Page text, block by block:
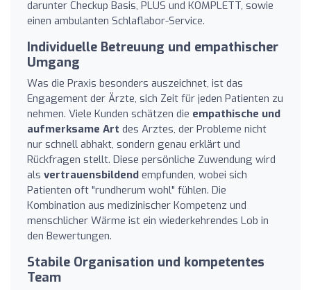
darunter Checkup Basis, PLUS und KOMPLETT, sowie
einen ambulanten Schlaflabor-Service.
Individuelle Betreuung und empathischer
Umgang
Was die Praxis besonders auszeichnet, ist das
Engagement der Ärzte, sich Zeit für jeden Patienten zu
nehmen. Viele Kunden schätzen die empathische und
aufmerksame Art des Arztes, der Probleme nicht
nur schnell abhakt, sondern genau erklärt und
Rückfragen stellt. Diese persönliche Zuwendung wird
als vertrauensbildend empfunden, wobei sich
Patienten oft "rundherum wohl" fühlen. Die
Kombination aus medizinischer Kompetenz und
menschlicher Wärme ist ein wiederkehrendes Lob in
den Bewertungen.
Stabile Organisation und kompetentes
Team